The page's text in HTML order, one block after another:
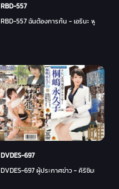
RBD-557
RBD-557 ฉันต้องการก้น - เอรินะ ฟูจิซากิ
DVDES-697
DVDES-697 ผู้ประกาศข่าว - คิริชิมะ โทวาโกะ